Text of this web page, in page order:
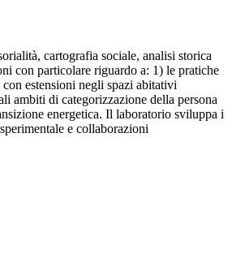
cartografia sociale, analisi storica
con particolare riguardo a: 1) le pratiche
estensioni negli spazi abitativi
ambiti di categorizzazione della persona
energetica. Il laboratorio sviluppa i
e collaborazioni